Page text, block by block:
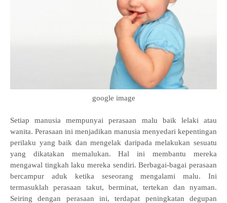
google image
Setiap manusia mempunyai perasaan malu baik lelaki atau
wanita. Perasaan ini menjadikan manusia menyedari kepentingan
perilaku yang baik dan mengelak daripada melakukan sesuatu
yang dikatakan memalukan. Hal ini membantu mereka
mengawal tingkah laku mereka sendiri. Berbagai-bagai perasaan
bercampur aduk ketika seseorang mengalami malu. Ini
termasuklah perasaan takut, berminat, tertekan dan nyaman.
Seiring dengan perasaan ini, terdapat peningkatan degupan